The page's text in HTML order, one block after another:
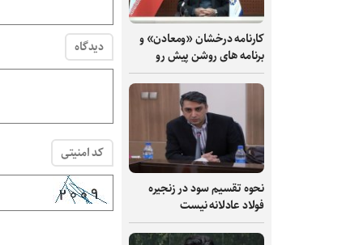
کارنامه درخشان «ومعادن» و
برنامه های روشن پیش رو
نحوه تقسیم سود در زنجیره
فولاد عادلانه نیست
دیدگاه
کد امنیتی